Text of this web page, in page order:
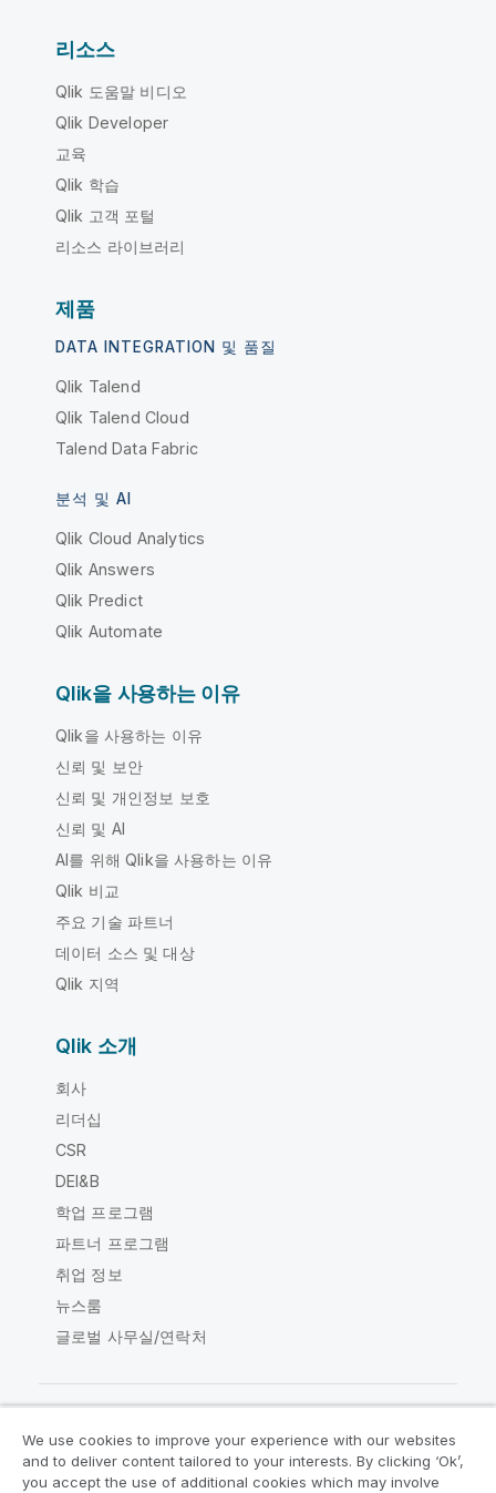
리소스
Qlik 도움말 비디오
Qlik Developer
교육
Qlik 학습
Qlik 고객 포털
리소스 라이브러리
제품
DATA INTEGRATION 및 품질
Qlik Talend
Qlik Talend Cloud
Talend Data Fabric
분석 및 AI
Qlik Cloud Analytics
Qlik Answers
Qlik Predict
Qlik Automate
Qlik을 사용하는 이유
Qlik을 사용하는 이유
신뢰 및 보안
신뢰 및 개인정보 보호
신뢰 및 AI
AI를 위해 Qlik을 사용하는 이유
Qlik 비교
주요 기술 파트너
데이터 소스 및 대상
Qlik 지역
Qlik 소개
회사
리더십
CSR
DEI&B
학업 프로그램
파트너 프로그램
취업 정보
뉴스룸
글로벌 사무실/연락처
Qlik Community
We use cookies to improve your experience with our websites
and to deliver content tailored to your interests. By clicking ‘Ok’,
you accept the use of additional cookies which may involve